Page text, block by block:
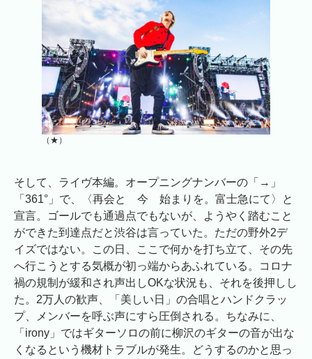
（★）
そして、ライヴ本編。オープニングナンバーの「→」
「361°」で、〈再会と 今 始まりを。富士急にて〉と
宣言。ゴールでも通過点でもないが、ようやく踏むこと
ができた到達点だと渋谷は言っていた。ただの野外2デ
イズではない。この日、ここで何かを打ち立て、その先
へ行こうとする気概が初っ端からあふれている。コロナ
禍の規制が緩和され声出しOKな状況も、それを後押しし
た。2万人の歓声、「美しい日」の合唱とハンドクラッ
プ、メンバーを呼ぶ声にすら圧倒される。ちなみに、
「irony」ではギターソロの前に柳沢のギターの音が出な
くなるという機材トラブルが発生。どうするのかと思っ